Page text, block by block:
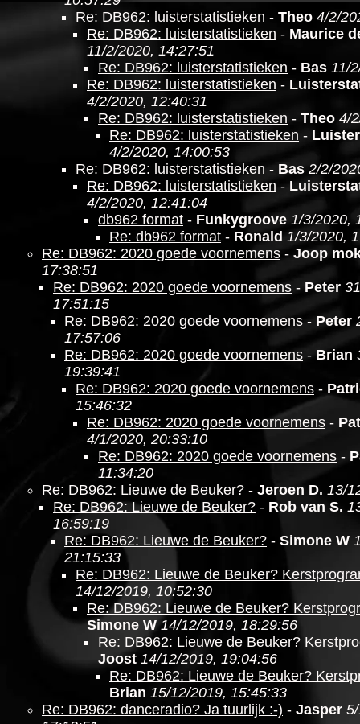
Re: DB962: luisterstatistieken - Theo 4/2/
Re: DB962: luisterstatistieken - Maurice
11/2/2020, 14:27:51
Re: DB962: luisterstatistieken - Bas 11/
Re: DB962: luisterstatistieken -
4/2/2020, 12:40:31
Re: DB962: luisterstatistieken - Theo 4/
Re: DB962: luisterstatistieken -
4/2/2020, 14:00:53
Re: DB962: luisterstatistieken - Bas 2/2/
Re: DB962: luisterstatistieken -
4/2/2020, 12:41:04
db962 format - Funkygroove 1/3/2020,
Re: db962 format - Ronald 1/3/2020,
Re: DB962: 2020 goede voornemens - Joop
17:38:51
Re: DB962: 2020 goede voornemens - Peter
17:51:15
Re: DB962: 2020 goede voornemens - Peter
17:57:06
Re: DB962: 2020 goede voornemens -Brian
19:39:41
Re: DB962: 2020 goede voornemens -
15:46:32
Re: DB962: 2020 goede voornemens -
4/1/2020, 20:33:10
Re: DB962: 2020 goede voornemens -
11:34:20
Re: DB962: Lieuwe de Beuker? - Jeroen D. 13/
Re: DB962: Lieuwe de Beuker? - Rob van S.
16:59:19
Re: DB962: Lieuwe de Beuker? - Simone W
21:15:33
Re: DB962: Lieuwe de Beuker?
14/12/2019, 10:52:30
Re: DB962: Lieuwe de Beuker?
Simone W 14/12/2019, 18:29:56
Re: DB962: Lieuwe de Beuker?
Joost 14/12/2019, 19:04:56
Re: DB962: Lieuwe de Beuker?
Brian 15/12/2019, 15:45:33
Re: DB962: danceradio? Ja tuurlijk :-) - Jasper